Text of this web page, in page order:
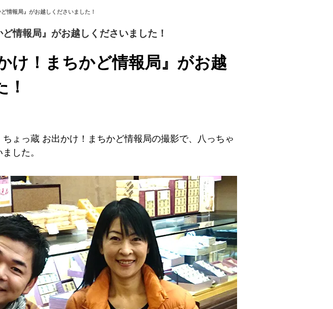
情報局』がお越しくださいました！
情報局』がお越しくださいました！
け！まちかど情報局』がお越
ょっ蔵 お出かけ！まちかど情報局の撮影で、八っちゃ
した。